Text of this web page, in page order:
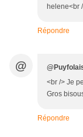
helene<br
Répondre
@
<br /> Je
Gros
Répondre